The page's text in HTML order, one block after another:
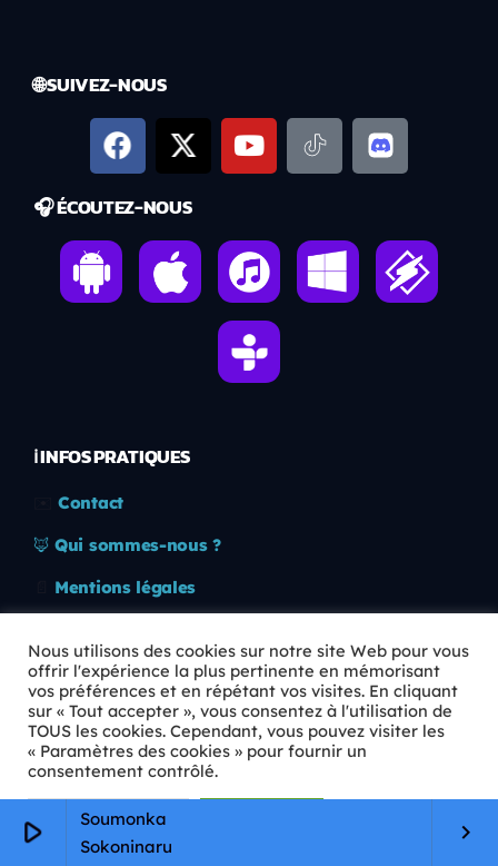
play_arrow
Soumonka
Sokoninaru
keyboard_arrow_right
🌐 SUIVEZ-NOUS
🎧 ÉCOUTEZ-NOUS
ℹ️ INFOS PRATIQUES
Contact
🦊 Qui sommes-nous ?
Mentions légales
🛡️ RGPD
Copyright © 2026 Animkids. Tous droits réservés.
Nous utilisons des cookies sur notre site Web pour vous
offrir l'expérience la plus pertinente en mémorisant
vos préférences et en répétant vos visites. En cliquant
sur « Tout accepter », vous consentez à l'utilisation de
TOUS les cookies. Cependant, vous pouvez visiter les
« Paramètres des cookies » pour fournir un
consentement contrôlé.
Paramètres Cookie